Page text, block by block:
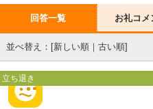
回答一覧 お礼コメ
並べ替え：[新しい順｜ 古い順]
立ち退き